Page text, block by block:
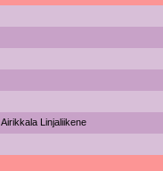
Airikkala Linjaliikene